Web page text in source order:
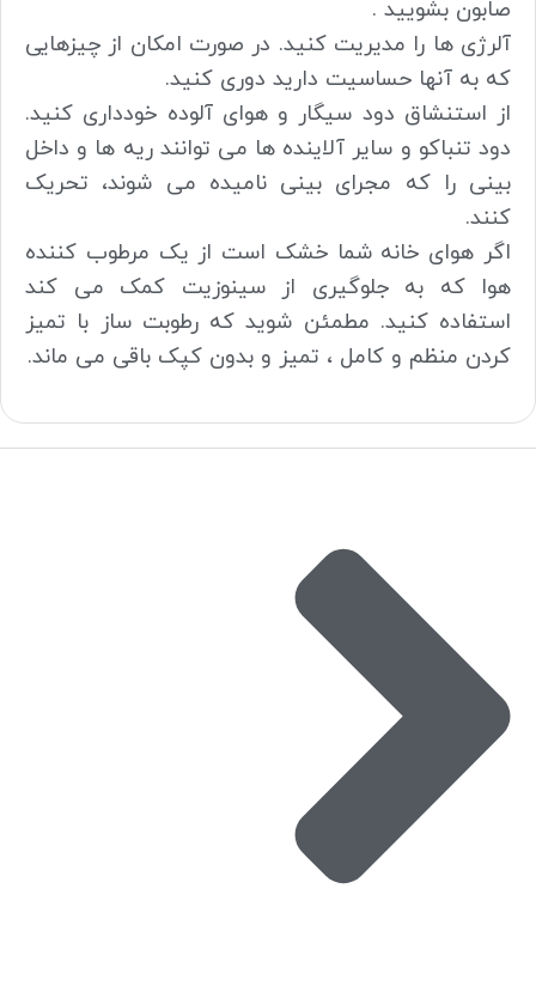
صابون بشویید .
آلرژی ها را مدیریت کنید. در صورت امکان از چیزهایی
که به آنها حساسیت دارید دوری کنید.
از استنشاق دود سیگار و هوای آلوده خودداری کنید.
دود تنباکو و سایر آلاینده ها می توانند ریه ها و داخل
بینی را که مجرای بینی نامیده می شوند، تحریک
کنند.
اگر هوای خانه شما خشک است از یک مرطوب کننده
هوا که به جلوگیری از سینوزیت کمک می کند
استفاده کنید. مطمئن شوید که رطوبت ساز با تمیز
کردن منظم و کامل ، تمیز و بدون کپک باقی می ماند.